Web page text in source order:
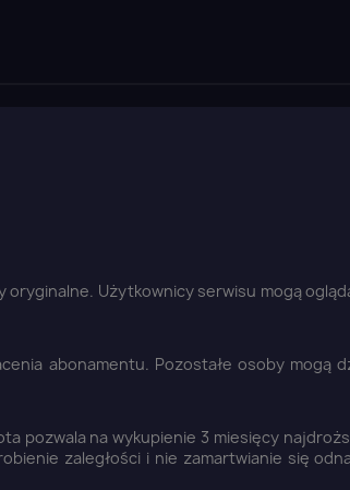
oryginalne. Użytkownicy serwisu mogą
abonamentu. Pozostałe osoby mogą
pozwala na wykupienie 3 miesięcy
zaległości i nie zamartwianie się